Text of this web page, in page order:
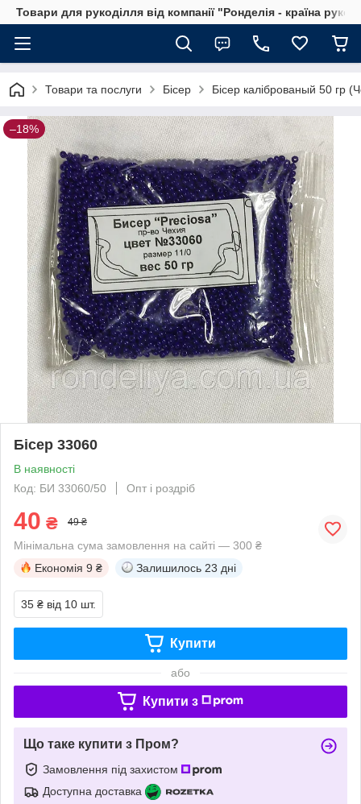
Товари для рукоділля від компанії "Ронделія - країна
Товари та послуги Бісер Бісер каліброваный 50 гр
–18%
Бісер 33060
В наявності
Код: БИ 33060/50
Опт і роздріб
40 ₴ 49 ₴
Мінімальна сума замовлення на сайті — 300 ₴
Економія 9 ₴ Залишилось 23 дні
35 ₴ від 10 шт.
Купити
або
Купити з
Що таке купити з Пром?
Замовлення під захистом
Доступна доставка